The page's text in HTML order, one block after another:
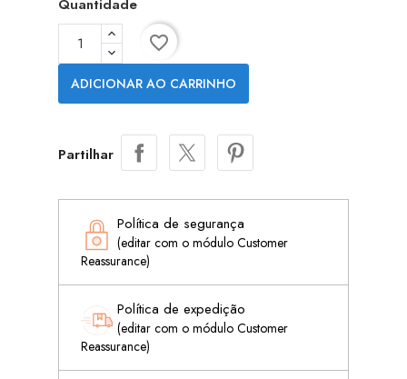
Quantidade
ADICIONAR AO CARRINHO
favorite_border
Partilhar
Política de segurança
(editar com o módulo Customer
Reassurance)
Política de expedição
(editar com o módulo Customer
Reassurance)